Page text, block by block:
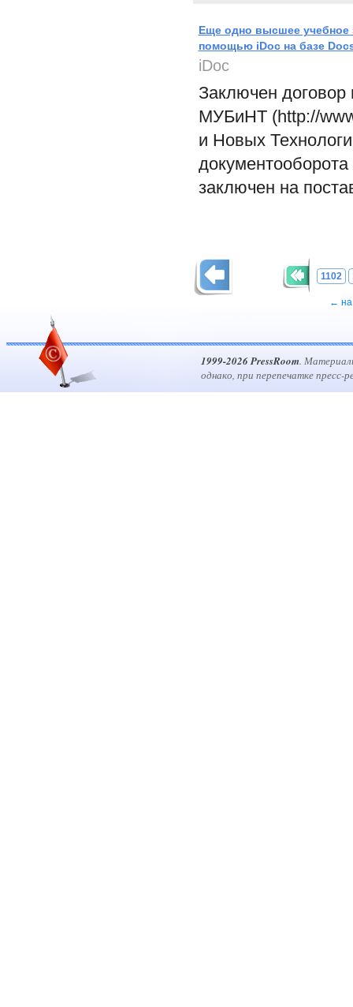
Еще одно высшее учебное
помощью iDoc на базе
iDoc
Заключен
МУБиНТ (http://
и Новых
заключен на
1102
← на
1999-2026 PressRoom.
однако, при перепечатке пресс-